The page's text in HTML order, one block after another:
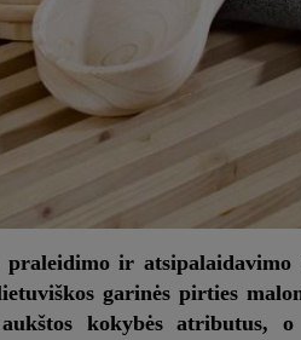
ir
garinės pirties
kokybės atributus,